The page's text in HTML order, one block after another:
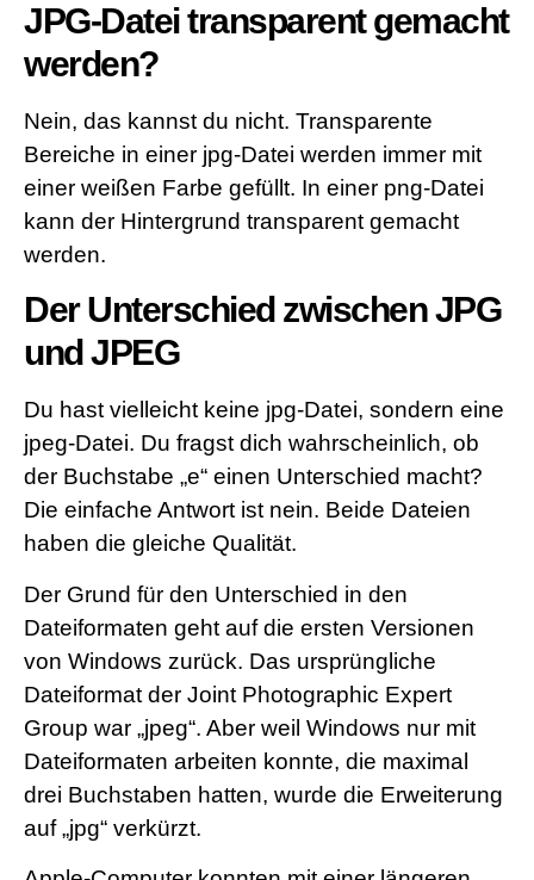
JPG-Datei transparent gemacht
werden?
Nein, das kannst du nicht. Transparente
Bereiche in einer jpg-Datei werden immer mit
einer weißen Farbe gefüllt. In einer png-Datei
kann der Hintergrund transparent gemacht
werden.
Der Unterschied zwischen JPG
und JPEG
Du hast vielleicht keine jpg-Datei, sondern eine
jpeg-Datei. Du fragst dich wahrscheinlich, ob
der Buchstabe „e“ einen Unterschied macht?
Die einfache Antwort ist nein. Beide Dateien
haben die gleiche Qualität.
Der Grund für den Unterschied in den
Dateiformaten geht auf die ersten Versionen
von Windows zurück. Das ursprüngliche
Dateiformat der Joint Photographic Expert
Group war „jpeg“. Aber weil Windows nur mit
Dateiformaten arbeiten konnte, die maximal
drei Buchstaben hatten, wurde die Erweiterung
auf „jpg“ verkürzt.